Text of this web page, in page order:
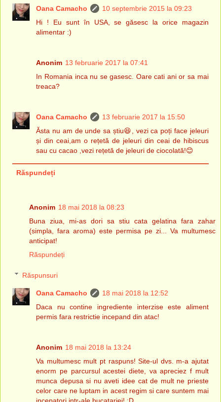
Oana Camacho
10 septembrie 2015 la 09:23
Hi ! Eu sunt în USA, se găsesc la orice magazin
alimentar :)
Anonim 13 februarie 2017 la 07:41
In Romania inca nu se gasesc. Oare cati ani or sa mai
treaca?
Oana Camacho
13 februarie 2017 la 15:50
Ăsta nu am de unde sa știu😆, vezi ca poți face jeleuri
și din ceai,am o rețetă de jeleuri din ceai de hibiscus
sau cu cacao ,vezi rețetă de jeleuri de ciocolată!😊
Răspundeți
Anonim 18 mai 2018 la 08:23
Buna ziua, mi-as dori sa stiu cata gelatina fara zahar
(simpla, fara aroma) este permisa pe zi... Va multumesc
anticipat!
Răspundeți
Răspunsuri
Oana Camacho
18 mai 2018 la 12:52
Daca nu contine ingrediente interzise este aliment
permis fara restrictie incepand din atac!
Anonim 18 mai 2018 la 13:24
Va multumesc mult pt raspuns! Site-ul dvs. m-a ajutat
enorm pe parcursul acestei diete, va apreciez f mult
munca depusa si nu aveti idee cat de mult ne prieste
celor care ne luptam in acest regim si care suntem mai
incepatori intr-ale bucatariei! :D